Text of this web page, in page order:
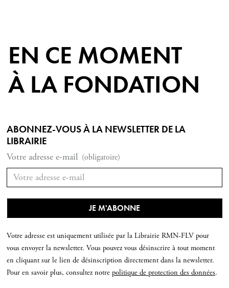
EN CE MOMENT
À LA FONDATION
ABONNEZ-VOUS À LA NEWSLETTER DE LA
LIBRAIRIE
Votre adresse e-mail (obligatoire)
Votre adresse est uniquement utilisée par la Librairie RMN-FLV pour
vous envoyer la newsletter. Vous pouvez vous désinscrire à tout moment
en cliquant sur le lien de désinscription directement dans la newsletter.
Pour en savoir plus, consultez notre politique de protection des données.